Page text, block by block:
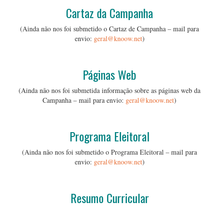
Cartaz da Campanha
(Ainda não nos foi submetido o Cartaz de Campanha – mail para
envio: geral@knoow.net)
Páginas Web
(Ainda não nos foi submetida informação sobre as páginas web da
Campanha – mail para envio: geral@knoow.net)
Programa Eleitoral
(Ainda não nos foi submetido o Programa Eleitoral – mail para
envio: geral@knoow.net)
Resumo Curricular